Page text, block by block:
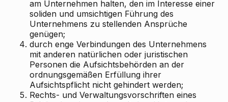
am Unternehmen halten, den im Interesse einer
soliden und umsichtigen Führung des
Unternehmens zu stellenden Ansprüche
genügen;
4. durch enge Verbindungen des Unternehmens
mit anderen natürlichen oder juristischen
Personen die Aufsichtsbehörden an der
ordnungsgemäßen Erfüllung ihrer
Aufsichtspflicht nicht gehindert werden;
5. Rechts- und Verwaltungsvorschriften eines